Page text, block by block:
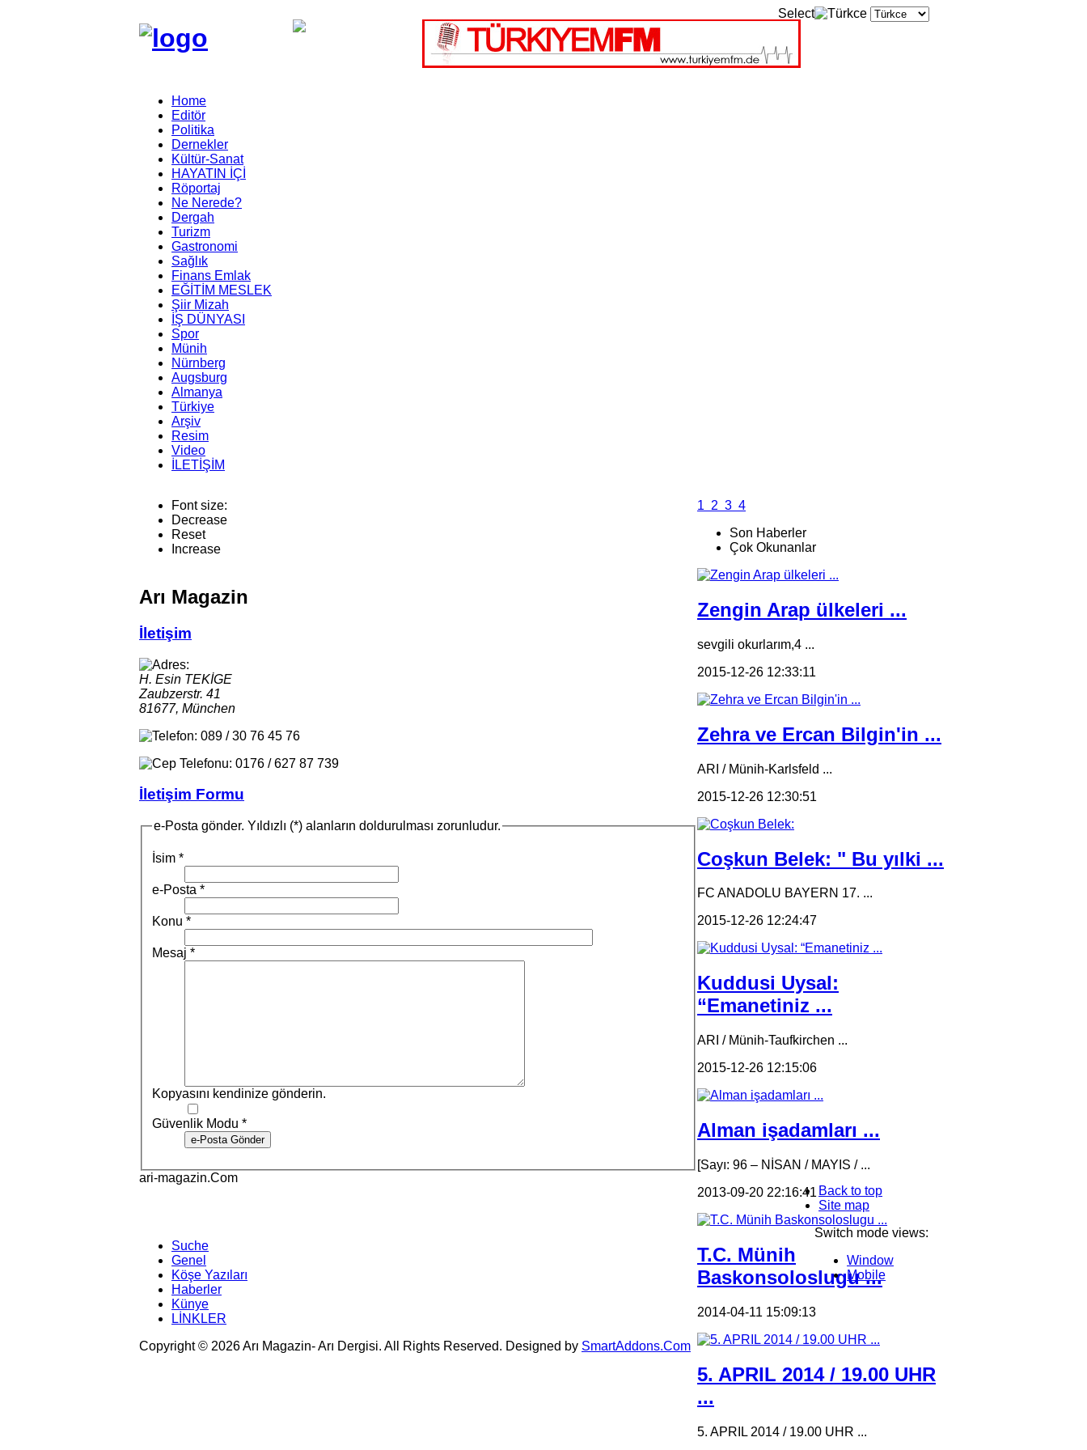
Select
Home
Editör
Politika
Dernekler
Kültür-Sanat
HAYATIN İÇİ
Röportaj
Ne Nerede?
Dergah
Turizm
Gastronomi
Sağlık
Finans Emlak
EĞİTİM MESLEK
Şiir Mizah
İŞ DÜNYASI
Spor
Münih
Nürnberg
Augsburg
Almanya
Türkiye
Arşiv
Resim
Video
İLETİŞİM
Font size:
Decrease
Reset
Increase
Arı Magazin
İletişim
H. Esin TEKİGE
Zaubzerstr. 41
81677, München
089 / 30 76 45 76
0176 / 627 87 739
İletişim Formu
e-Posta gönder. Yıldızlı (*) alanların doldurulması zorunludur.
İsim *
e-Posta *
Konu *
Mesaj *
Kopyasını kendinize gönderin.
Güvenlik Modu *
e-Posta Gönder
1 2 3 4
Son Haberler
Çok Okunanlar
Zengin Arap ülkeleri ...
sevgili okurlarım,4 ...
2015-12-26 12:33:11
Zehra ve Ercan Bilgin'in ...
ARI / Münih-Karlsfeld ...
2015-12-26 12:30:51
Coşkun Belek: " Bu yılki ...
FC ANADOLU BAYERN 17. ...
2015-12-26 12:24:47
Kuddusi Uysal:
“Emanetiniz ...
ARI / Münih-Taufkirchen ...
2015-12-26 12:15:06
Alman işadamları ...
[Sayı: 96 – NİSAN / MAYIS / ...
2013-09-20 22:16:41
T.C. Münih
Baskonsoloslugu ...
2014-04-11 15:09:13
5. APRIL 2014 / 19.00 UHR
...
5. APRIL 2014 / 19.00 UHR ...
ari-magazin.Com
Back to top
Site map
Suche
Genel
Köşe Yazıları
Haberler
Künye
LİNKLER
Switch mode views:
Window
Mobile
Copyright © 2026 Arı Magazin- Arı Dergisi. All Rights Reserved. Designed by SmartAddons.Com